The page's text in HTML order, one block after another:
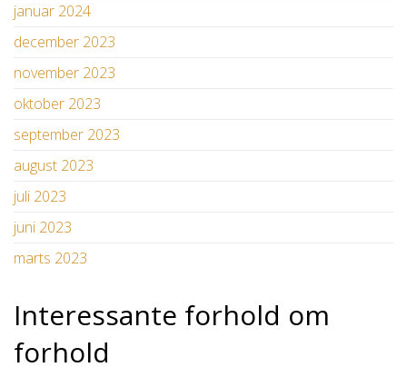
januar 2024
december 2023
november 2023
oktober 2023
september 2023
august 2023
juli 2023
juni 2023
marts 2023
Interessante forhold om
forhold